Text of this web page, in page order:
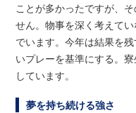
ことが多かったですが、
せん。物事を深く考えて
でいます。今年は結果を
いプレーを基準にする。
しています。
夢を持ち続ける強さ